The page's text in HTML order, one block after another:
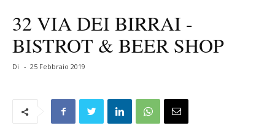
32 VIA DEI BIRRAI -
BISTROT & BEER SHOP
Di - 25 Febbraio 2019